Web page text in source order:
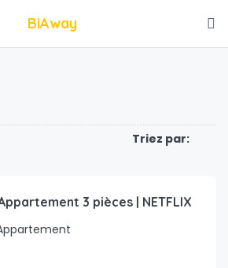
BiAway
Triez par:
3 pièces | NETFLIX